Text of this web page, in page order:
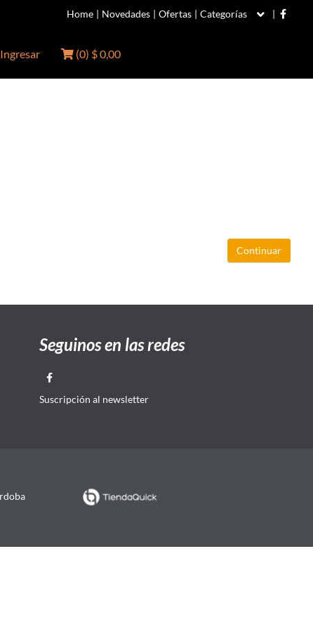
Home | Novedades | Ofertas | Categorías |
Ingresar (0) $ 0,00
Continuar
Seguinos en las redes
Suscripción al newsletter